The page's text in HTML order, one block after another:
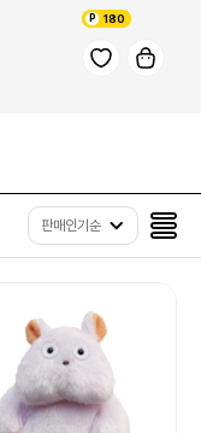
180
판매인기순